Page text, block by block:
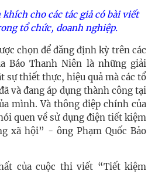
cho các tác giả có bài viết
tổ chức, doanh nghiệp.
chọn để đăng định kỳ trên các
Báo Thanh Niên là những giải
sự thiết thực, hiệu quả mà các tổ
và đang áp dụng thành công tại
mình. Và thông điệp chính của
quen về sử dụng điện tiết kiệm
xã hội” - ông Phạm Quốc Bảo
của cuộc thi viết “Tiết kiệm